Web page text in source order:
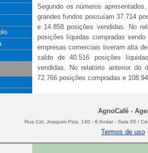
Segundo os números
grandes fundos possuíam 37.714
e 14.858 posições vendidas. No
posições líquidas compradas
empresas comerciais tiveram alta
saldo de 40.516 posições
vendidas. No relatório anterior do
72.766 posições compradas e
no pregão do dia 22 de agosto até
lucros dos especuladores de
estão lutando bravamente pelo
busca de 390,30 cents e depois
AgnoCafé -
Rua Cel. Joaquim Piza, 140 - 6 Andar - Sala 65 /
Termos de uso